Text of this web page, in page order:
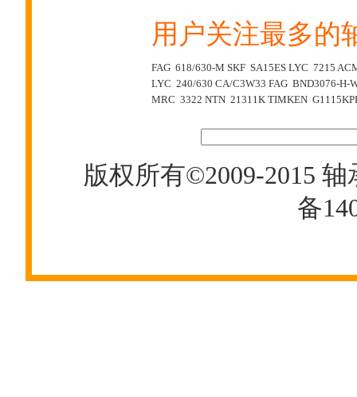
用户关注最多的
FAG 618/630-M SKF SA15ES LYC 7215
LYC 240/630 CA/C3W33 FAG BND3076-H-
MRC 3322 NTN 21311K TIMKEN
版权所有©2009-2015 轴
备